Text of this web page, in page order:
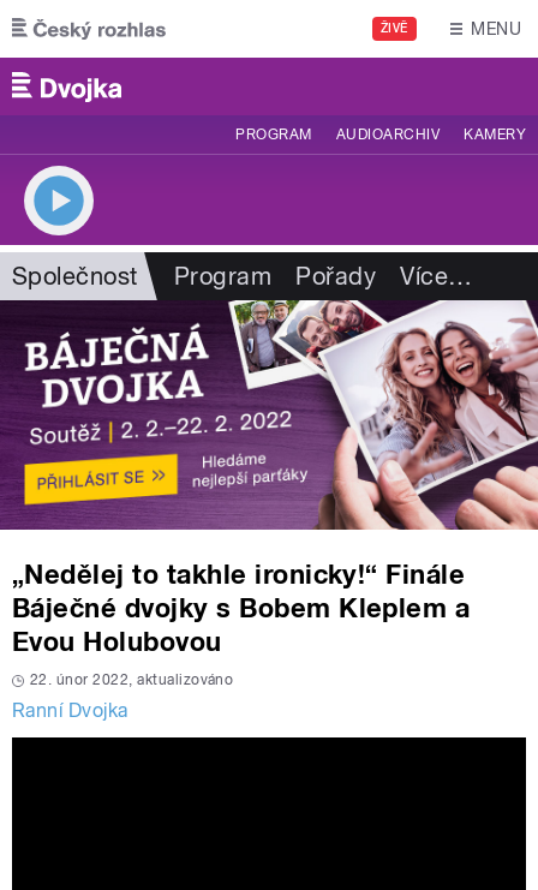
Přejít k hlavnímu obsahu
ŽIVĚ MENU
PROGRAM AUDIOARCHIV KAMERY
Společnost Program Pořady Více…
„Nedělej to takhle ironicky!“ Finále
Báječné dvojky s Bobem Kleplem a
Evou Holubovou
22. únor 2022, aktualizováno
Ranní Dvojka